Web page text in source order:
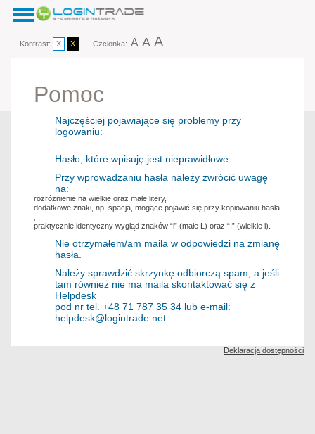
Kontrast: X X Czcionka: A A A
Pomoc
Najczęściej pojawiające się problemy przy
logowaniu:
Hasło, które wpisuję jest nieprawidłowe.
Przy wprowadzaniu hasła należy zwrócić uwagę
na:
rozróżnienie na wielkie oraz małe litery,
dodatkowe znaki, np. spacja, mogące pojawić się przy kopiowaniu hasła
praktycznie identyczny wygląd znaków “l” (małe L) oraz “I” (wielkie i).
Nie otrzymałem/am maila w odpowiedzi na zmianę
hasła.
Należy sprawdzić skrzynkę odbiorczą spam, a jeśli
tam również nie ma maila skontaktować się z
Helpdesk
pod nr tel. +48 71 787 35 34 lub e-mail:
helpdesk@logintrade.net
Deklaracja dostępności